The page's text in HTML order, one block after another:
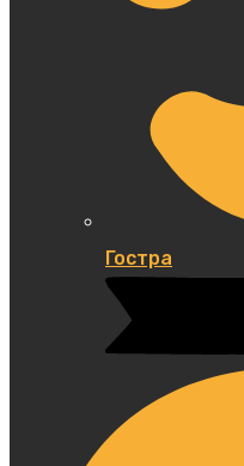
Гостра